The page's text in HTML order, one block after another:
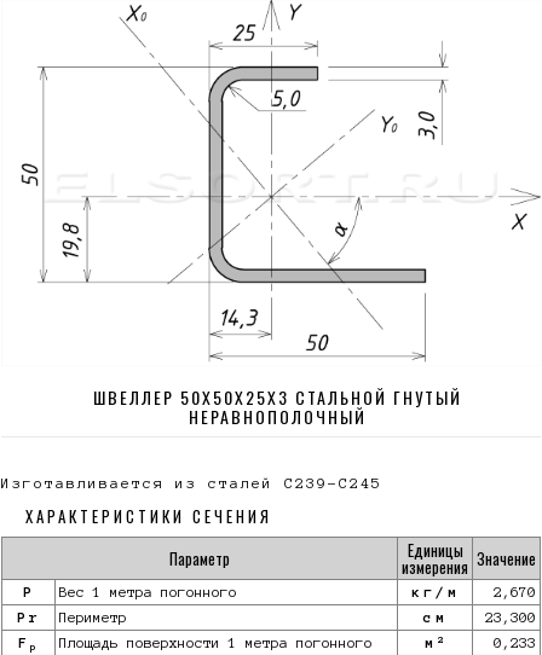
ШВЕЛЛЕР 50Х50Х25Х3 СТАЛЬНОЙ ГНУТЫЙ
НЕРАВНОПОЛОЧНЫЙ
Изготавливается из сталей С239-С245
ХАРАКТЕРИСТИКИ СЕЧЕНИЯ
Параметр
Единицы
измерения Значение
P Вес 1 метра погонного кг/м
2,670
Pr
Периметр см
23,300
F p Площадь поверхности 1 метра погонного м 2
0,233